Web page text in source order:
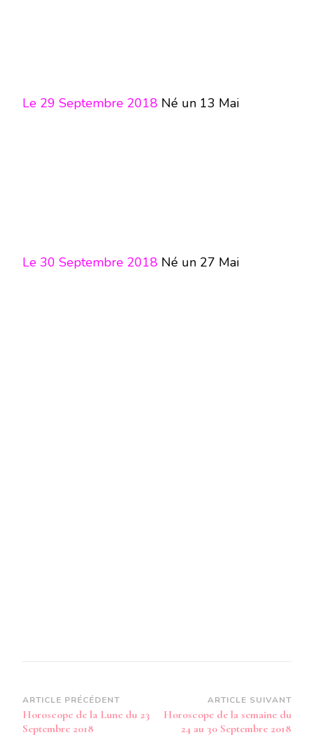
Le 29 Septembre 2018 Né un 13 Mai
Le 30 Septembre 2018 Né un 27 Mai
Navigation
d’article
ARTICLE PRÉCÉDENT
Horoscope de la Lune du 23
Septembre 2018
ARTICLE SUIVANT
Horoscope de la semaine du
24 au 30 Septembre 2018